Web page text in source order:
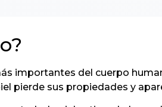
importantes del cuerpo
pierde sus propiedades y